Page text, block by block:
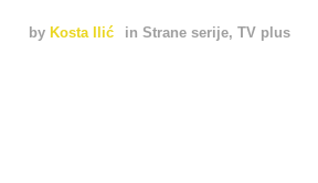
by Kosta Ilić in Strane serije, TV plus